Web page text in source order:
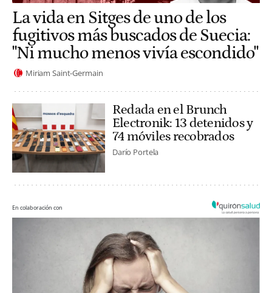
La vida en Sitges de uno de los
fugitivos más buscados de Suecia:
"Ni mucho menos vivía escondido"
Miriam Saint-Germain
Redada en el Brunch
Electronik: 13 detenidos y
74 móviles recobrados
Darío Portela
En colaboración con